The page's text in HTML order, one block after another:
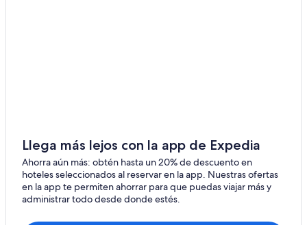
Hoteles en Miraflores
Hoteles 2 estrellas en San Miguel
Hoteles 3 estrellas en San Miguel
Llega más lejos con la app de Expedia
Ahorra aún más: obtén hasta un 20% de descuento en
hoteles seleccionados al reservar en la app. Nuestras ofertas
en la app te permiten ahorrar para que puedas viajar más y
administrar todo desde donde estés.